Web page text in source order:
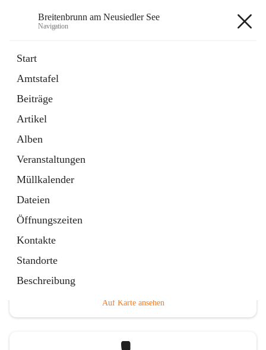
Breitenbrunn am Neusiedler See
Navigation
Start
Amtstafel
Beiträge
Artikel
Alben
Veranstaltungen
Müllkalender
Dateien
Öffnungszeiten
Kontakte
Standorte
Beschreibung
18 Schnellzugriffe
Gemeindeservice
Auf Karte ansehen